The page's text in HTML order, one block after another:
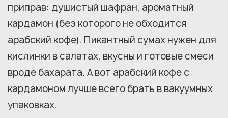
приправ: душистый шафран, ароматный
кардамон (без которого не обходится
арабский кофе). Пикантный сумах нужен для
кислинки в салатах, вкусны и готовые смеси
вроде бахарата. А вот арабский кофе с
кардамоном лучше всего брать в вакуумных
упаковках.